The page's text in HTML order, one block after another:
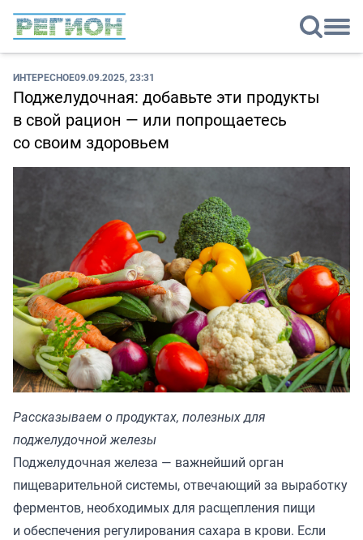
ИНТЕРЕСНОЕ09.09.2025, 23:31
Поджелудочная: добавьте эти продукты
в свой рацион — или попрощаетесь
со своим здоровьем
Рассказываем о продуктах, полезных для
поджелудочной железы
Поджелудочная железа — важнейший орган
пищеварительной системы, отвечающий за выработку
ферментов, необходимых для расщепления пищи
и обеспечения регулирования сахара в крови. Если